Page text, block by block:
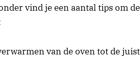
vind je een aantal tips om
van de oven tot de